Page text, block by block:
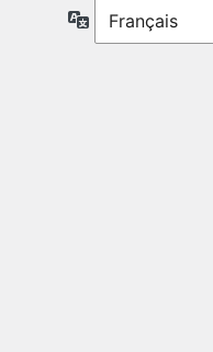
Langue